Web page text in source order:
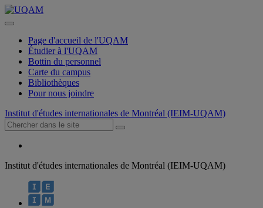
Page d'accueil de l'UQAM
Étudier à l'UQAM
Bottin du personnel
Carte du campus
Bibliothèques
Pour nous joindre
Institut d'études internationales de Montréal (IEIM-UQAM)
Institut d'études internationales de Montréal (IEIM-UQAM)